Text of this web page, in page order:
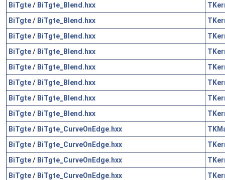
BiTgte/ BiTgte_Blend.hxx
BiTgte/ BiTgte_Blend.hxx
BiTgte/ BiTgte_Blend.hxx
BiTgte/ BiTgte_Blend.hxx
BiTgte/ BiTgte_Blend.hxx
BiTgte/ BiTgte_Blend.hxx
BiTgte/ BiTgte_Blend.hxx
BiTgte/ BiTgte_Blend.hxx
BiTgte/ BiTgte_CurveOnEdge.hxx
BiTgte/ BiTgte_CurveOnEdge.hxx
BiTgte/ BiTgte_CurveOnEdge.hxx
BiTgte/ BiTgte_CurveOnEdge.hxx